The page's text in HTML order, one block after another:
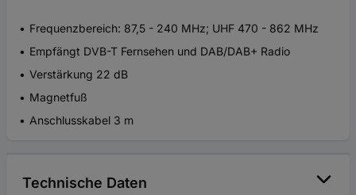
Frequenzbereich: 87,5 - 240 MHz; UHF 470 - 862 MHz
Empfängt DVB-T Fernsehen und DAB/DAB+ Radio
Verstärkung 22 dB
Magnetfuß
Anschlusskabel 3 m
Technische Daten